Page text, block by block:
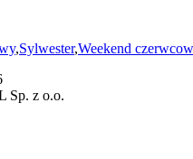
,Sylwester,Weekend
Sp. z o.o.